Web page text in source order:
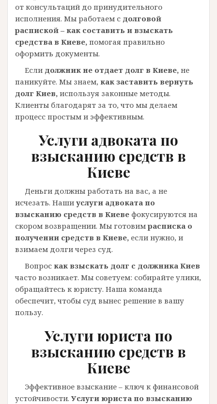
от консультаций до принудительного
исполнения. Мы работаем с долговой
распиской – как составить и взыскать
средства в Киеве, помогая правильно
оформить документы.
Если должник не отдает долг в Киеве, не
паникуйте. Мы знаем, как заставить вернуть
долг Киев, используя законные методы.
Клиенты благодарят за то, что мы делаем
процесс простым и эффективным.
Услуги адвоката по
взысканию средств в
Киеве
Деньги должны работать на вас, а не
исчезать. Наши услуги адвоката по
взысканию средств в Киеве фокусируются на
скором возвращении. Мы готовимрасписка о
получении средств в Киеве, если нужно, и
взимаем долги через суд.
Вопрос как взыскать долг с должника Киев
часто возникает. Мы советуем: собирайте улики,
обращайтесь к юристу. Наша команда
обеспечит, чтобы суд вынес решение в вашу
пользу.
Услуги юриста по
взысканию средств в
Киеве
Эффективное взыскание – ключ к финансовой
устойчивости.Услуги юриста по взысканию